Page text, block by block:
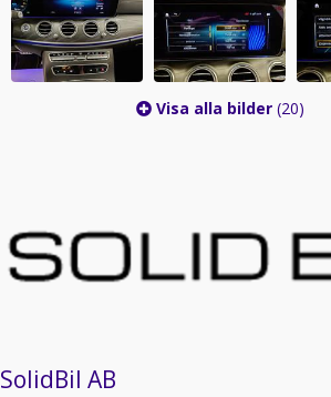
Visa alla bilder (20)
SolidBil AB